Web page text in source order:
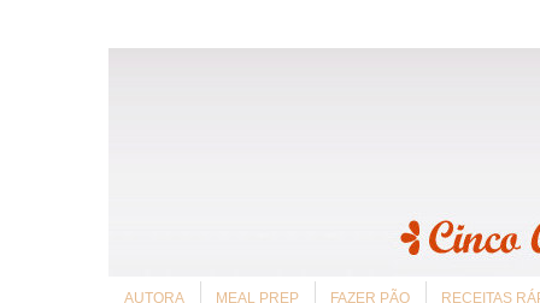
AUTORA MEAL PREP FAZER PÃO RECEITAS